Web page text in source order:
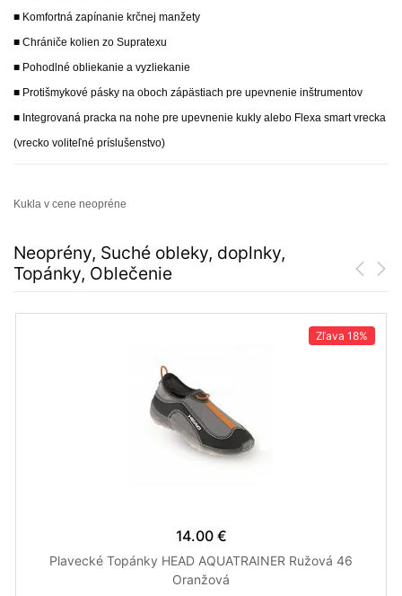
■ Komfortná zapínanie krčnej manžety
■ Chrániče kolien zo Supratexu
■ Pohodlné obliekanie a vyzliekanie
■ Protišmykové pásky na oboch zápästiach pre upevnenie inštrumentov
■ Integrovaná pracka na nohe pre upevnenie kukly alebo Flexa smart vrecka
(vrecko voliteľné príslušenstvo)
Kukla v cene neopréne
Neoprény, Suché obleky, doplnky,
Topánky, Oblečenie
Zľava 18%
14.00 €
Plavecké Topánky HEAD AQUATRAINER Ružová 46
Oranžová